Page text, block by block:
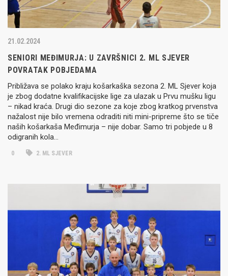
21.02.2024
SENIORI MEĐIMURJA: U ZAVRŠNICI 2. ML SJEVER
POVRATAK POBJEDAMA
Približava se polako kraju košarkaška sezona 2. ML Sjever koja
je zbog dodatne kvalifikacijske lige za ulazak u Prvu mušku ligu
– nikad kraća. Drugi dio sezone za koje zbog kratkog prvenstva
nažalost nije bilo vremena odraditi niti mini-pripreme što se tiče
naših košarkaša Međimurja – nije dobar. Samo tri pobjede u 8
odigranih kola…
0 2. ML SJEVER